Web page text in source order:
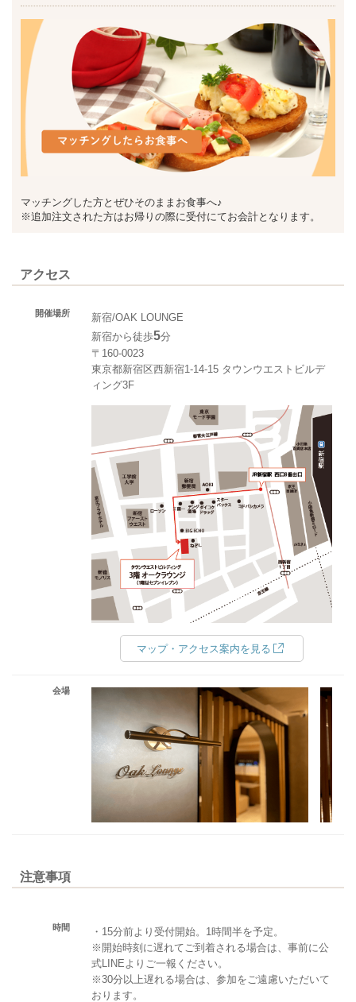
マッチングした方とぜひそのままお食事へ♪
※追加注文された方はお帰りの際に受付にてお会計となります。
アクセス
開催場所
新宿/OAK LOUNGE
新宿から徒歩5分
〒160-0023
東京都新宿区西新宿1-14-15 タウンウエストビルデ
ィング3F
マップ・アクセス案内を見る
会場
注意事項
時間
・15分前より受付開始。1時間半を予定。
※開始時刻に遅れてご到着される場合は、事前に公
式LINEよりご一報ください。
※30分以上遅れる場合は、参加をご遠慮いただいて
おります。